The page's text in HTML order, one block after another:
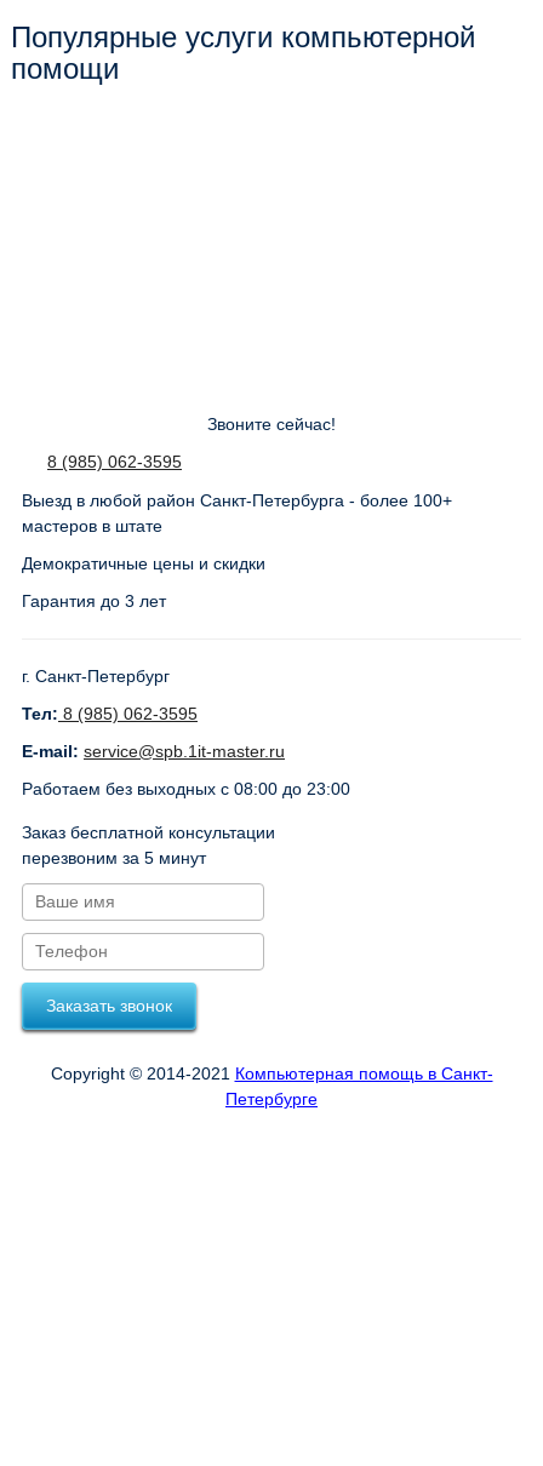
Популярные услуги компьютерной
помощи
Звоните сейчас!
8 (985) 062-3595
Выезд в любой район Санкт-Петербурга - более 100+
мастеров в штате
Демократичные цены и скидки
Гарантия до 3 лет
г. Санкт-Петербург
Тел: 8 (985) 062-3595
E-mail: service@spb.1it-master.ru
Работаем без выходных с 08:00 до 23:00
Заказ бесплатной консультации
перезвоним за 5 минут
Заказать звонок
Copyright © 2014-2021 Компьютерная помощь в Санкт-
Петербурге